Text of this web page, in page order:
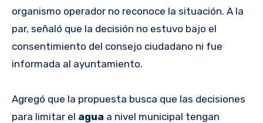
organismo operador no reconoce la situación. A la
par, señaló que la decisión no estuvo bajo el
consentimiento del consejo ciudadano ni fue
informada al ayuntamiento.
Agregó que la propuesta busca que las decisiones
para limitar el agua a nivel municipal tengan